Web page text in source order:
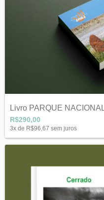
Livro PARQUE
R$290,00
3x de R$96,67 sem juros